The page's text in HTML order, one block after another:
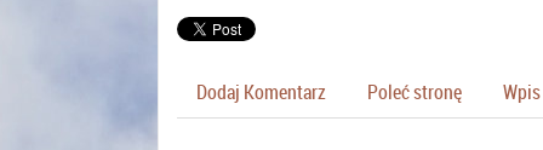
Dodaj Komentarz Poleć stronę